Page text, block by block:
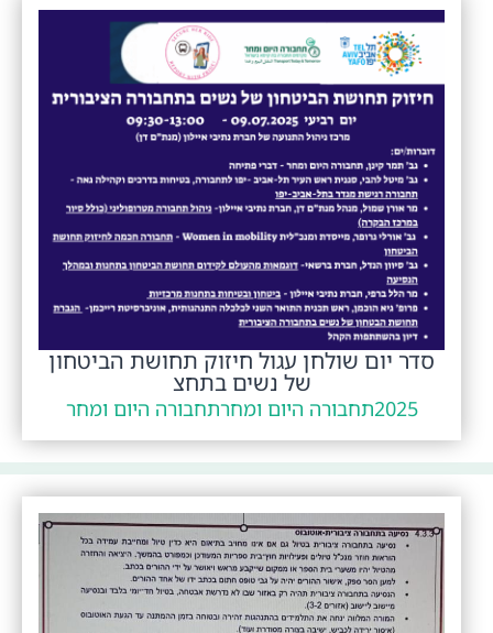
סדר יום שולחן עגול חיזוק תחושת הביטחון
של נשים בתחצ
2025תחבורה היום ומחרתחבורה היום ומחר